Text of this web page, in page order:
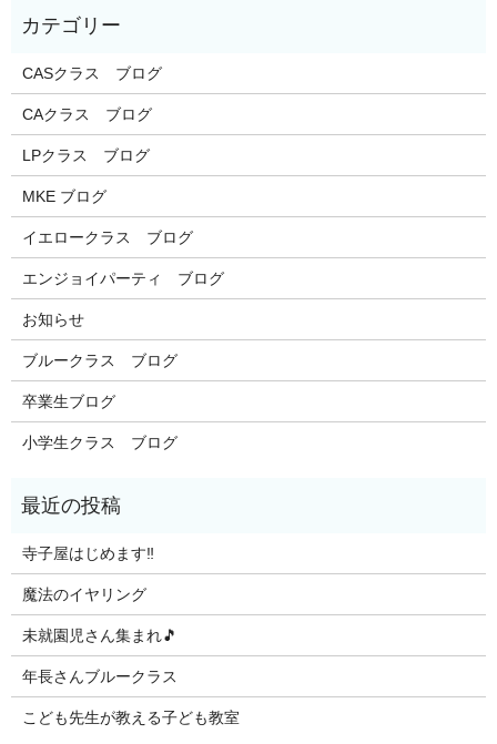
CASクラス ブログ
CAクラス ブログ
LPクラス ブログ
MKE ブログ
イエロークラス ブログ
エンジョイパーティ ブログ
お知らせ
ブルークラス ブログ
卒業生ブログ
小学生クラス ブログ
寺子屋はじめます‼️
魔法のイヤリング
未就園児さん集まれ🎵
年長さんブルークラス
こども先生が教える子ども教室